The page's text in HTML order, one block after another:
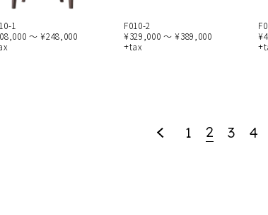
1
～ ¥248,000
F010-2
¥329,000 ～ ¥389,000
+tax
1 2 3 4